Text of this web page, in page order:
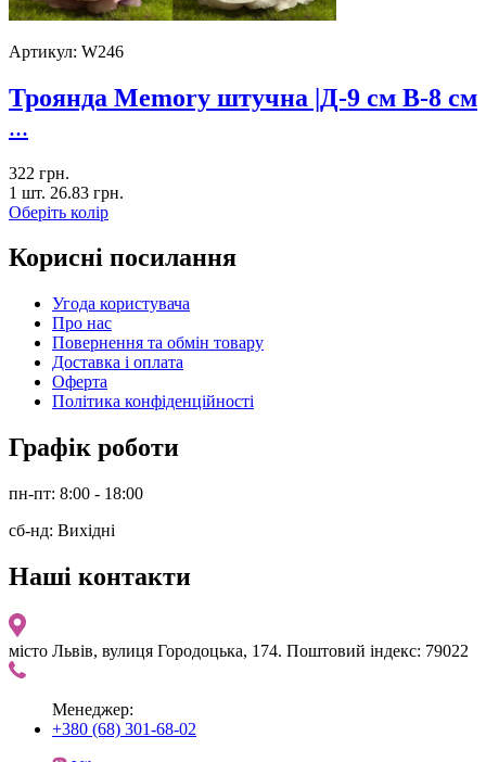
Артикул: W246
Троянда Memory штучна |Д-9 см В-8 см
...
322 грн.
1 шт. 26.83 грн.
Оберіть колір
Корисні посилання
Угода користувача
Про нас
Повернення та обмін товару
Доставка і оплата
Оферта
Політика конфіденційності
Графік роботи
пн-пт: 8:00 - 18:00
сб-нд: Вихідні
Наші контакти
місто Львів, вулиця Городоцька, 174. Поштовий індекс: 79022
Менеджер:
+380 (68) 301-68-02